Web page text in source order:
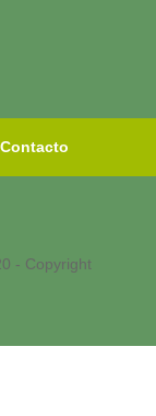
Contacto
- Copyright